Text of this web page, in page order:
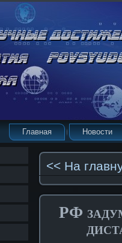
Главная Новости
<< На
РФ